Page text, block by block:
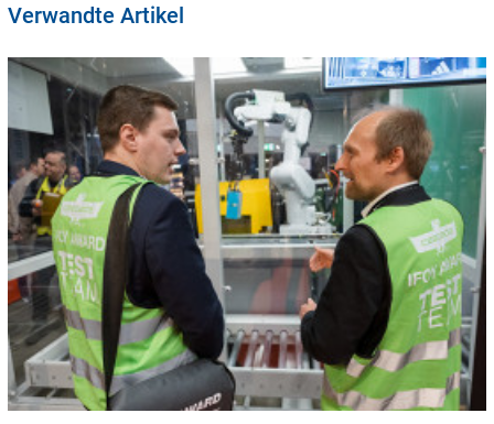
Verwandte Artikel